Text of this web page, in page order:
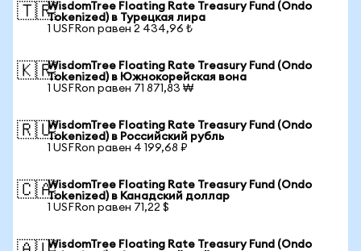
🇹🇷WisdomTree Floating Rate Treasury Fund (Ondo
Tokenized) в Турецкая лира
1 USFRon равен 2 434,96 ₺
🇰🇷WisdomTree Floating Rate Treasury Fund (Ondo
Tokenized) в Южнокорейская вона
1 USFRon равен 71 871,83 ₩
🇷🇺WisdomTree Floating Rate Treasury Fund (Ondo
Tokenized) в Российский рубль
1 USFRon равен 4 199,68 ₽
🇨🇦WisdomTree Floating Rate Treasury Fund (Ondo
Tokenized) в Канадский доллар
1 USFRon равен 71,22 $
WisdomTree Floating Rate Treasury Fund (Ondo